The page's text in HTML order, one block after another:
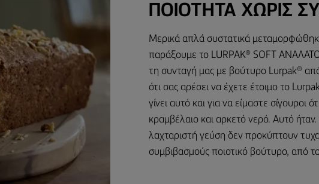
ΠΟΙΟΤΗΤΑ ΧΩΡΙΣ
Μερικά απλά συστατικά
παράξουμε το LURPAK® SOFT
τη συνταγή μας με βούτυρο Lurpak®
ότι σας αρέσει να έχετε έτοιμο το
γίνει αυτό και για να είμαστε σίγουροι
κραμβέλαιο και αρκετό νερό. Αυτό
λαχταριστή γεύση δεν προκύπτουν
συμβιβασμούς ποιοτικό βούτυρο, από